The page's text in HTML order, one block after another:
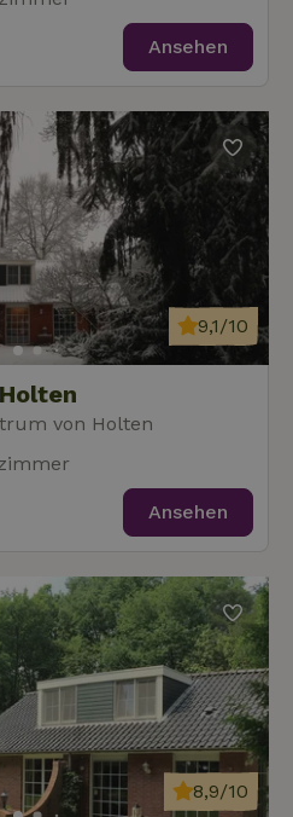
Ansehen
von Holten
9,1/10
Ansehen
8,9/10